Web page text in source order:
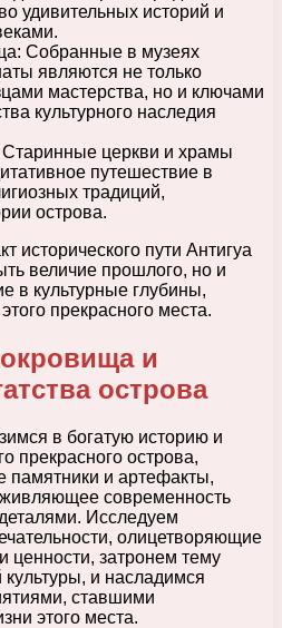
удивительных историй и
Собранные в музеях
являются не только
мастерства, но и ключами
культурного наследия
церкви и храмы
путешествие в
традиций,
острова.
исторического пути Антигуа
величие прошлого, но и
в культурные глубины,
прекрасного места.
и
острова
в богатую историю и
прекрасного острова,
памятники и артефакты,
современность
Исследуем
олицетворяющие
ценности, затронем тему
и насладимся
ставшими
этого места.